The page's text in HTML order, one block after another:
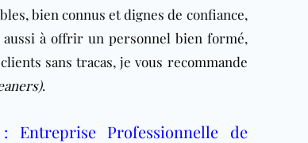
bien connus et dignes de confiance,
aussi à offrir un personnel bien formé,
sans tracas, je vous recommande
.
: Entreprise Professionnelle de